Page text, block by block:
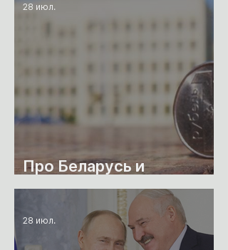
Про Беларусь и
эмиграцию
28 июл.
28 июл.